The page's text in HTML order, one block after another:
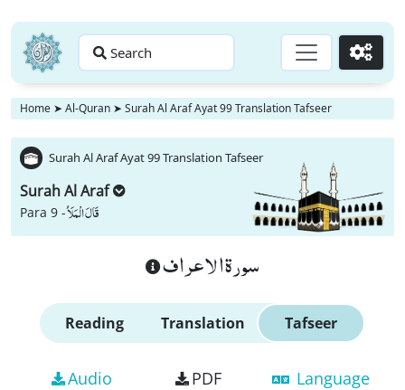
Search Go
Home ➤ Al-Quran ➤ Surah Al Araf Ayat 99 Translation Tafseer
Surah Al Araf Ayat 99 Translation Tafseer
Surah Al Araf
Para 9 -قَالَ الْمَلَاُ
سورة الاعراف
Reading Translation Tafseer
Audio PDF Language